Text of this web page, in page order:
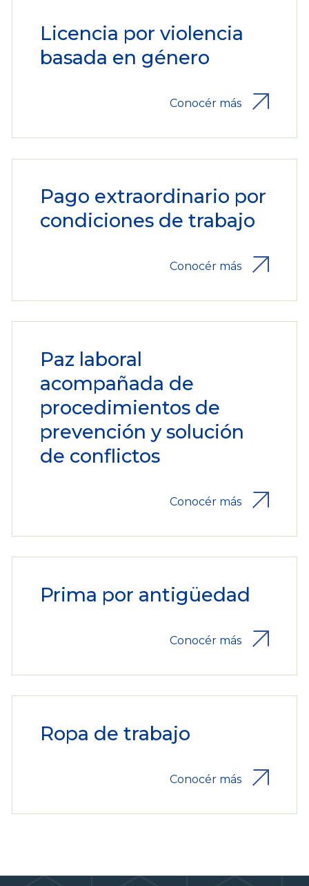
Licencia por violencia
basada en género
Conocér más
Pago extraordinario por
condiciones de trabajo
Conocér más
Paz laboral
acompañada de
procedimientos de
prevención y solución
de conflictos
Conocér más
Prima por antigüedad
Conocér más
Ropa de trabajo
Conocér más